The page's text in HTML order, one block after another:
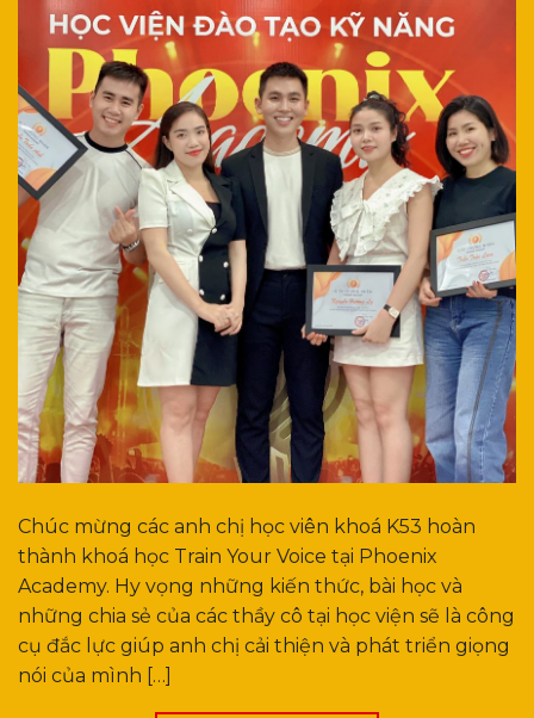
Chúc mừng các anh chị học viên khoá K53 hoàn
thành khoá học Train Your Voice tại Phoenix
Academy. Hy vọng những kiến thức, bài học và
những chia sẻ của các thầy cô tại học viện sẽ là công
cụ đắc lực giúp anh chị cải thiện và phát triển giọng
nói của mình […]